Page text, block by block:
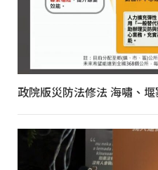
政院版災防法修法 海嘯、